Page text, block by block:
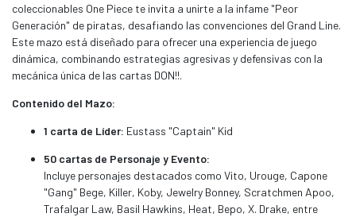
coleccionables One Piece te invita a unirte a la infame "Peor
Generación" de piratas, desafiando las convenciones del Grand Line.
Este mazo está diseñado para ofrecer una experiencia de juego
dinámica, combinando estrategias agresivas y defensivas con la
mecánica única de las cartas DON!!.
Contenido del Mazo:
1 carta de Líder: Eustass "Captain" Kid
50 cartas de Personaje y Evento:
Incluye personajes destacados como Vito, Urouge, Capone
"Gang" Bege, Killer, Koby, Jewelry Bonney, Scratchmen Apoo,
Trafalgar Law, Basil Hawkins, Heat, Bepo, X. Drake, entre